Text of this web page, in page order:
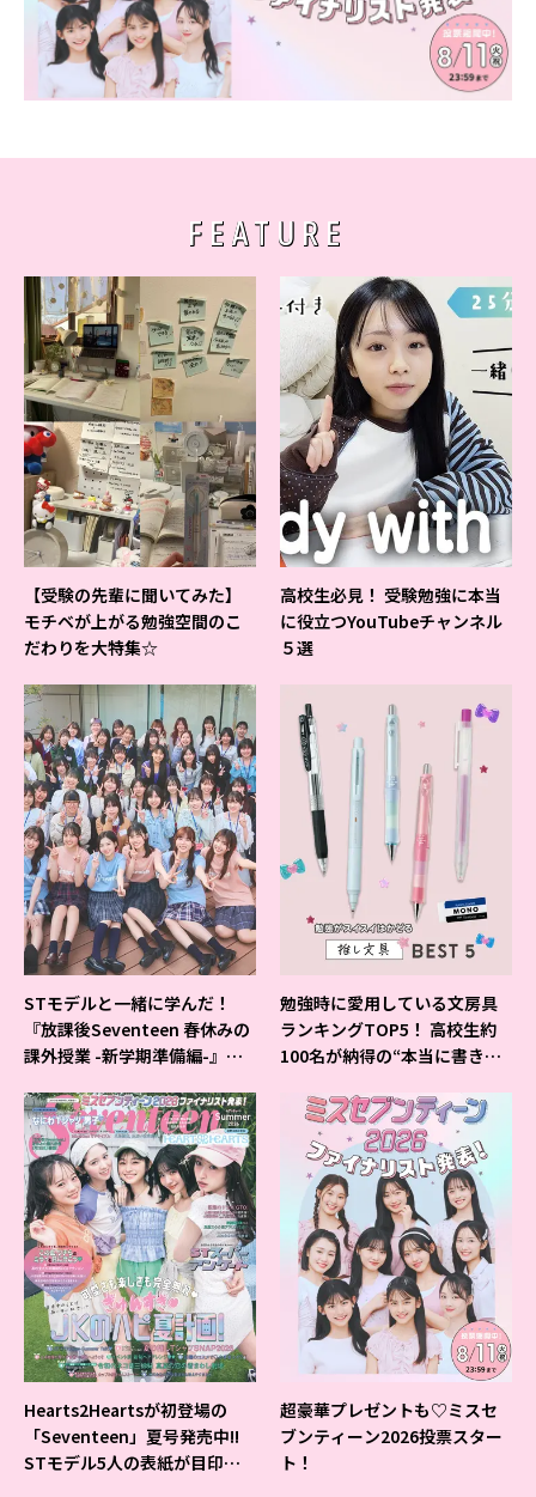
FEATURE
【受験の先輩に聞いてみた】
モチベが上がる勉強空間のこ
だわりを大特集☆
高校生必見！ 受験勉強に本当
に役立つYouTubeチャンネル
５選
STモデルと一緒に学んだ！
『放課後Seventeen 春休みの
課外授業 -新学期準備編-』イ
勉強時に愛用している文房具
ランキングTOP5！ 高校生約
100名が納得の“本当に書きや
Hearts2Heartsが初登場の
「Seventeen」夏号発売中!!
STモデル5人の表紙が目印だ
超豪華プレゼントも♡ミスセ
ブンティーン2026投票スター
ト！